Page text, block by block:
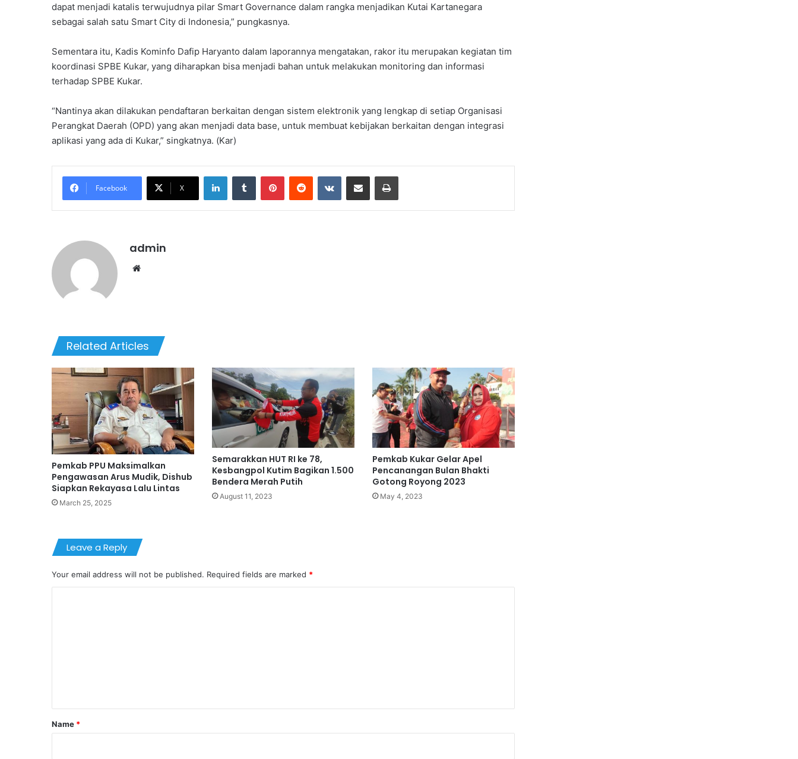
dapat menjadi katalis terwujudnya pilar Smart Governance dalam rangka menjadikan Kutai Kartanegara
sebagai salah satu Smart City di Indonesia,” pungkasnya.
Sementara itu, Kadis Kominfo Dafip Haryanto dalam laporannya mengatakan, rakor itu merupakan kegiatan tim
koordinasi SPBE Kukar, yang diharapkan bisa menjadi bahan untuk melakukan monitoring dan informasi
terhadap SPBE Kukar.
“Nantinya akan dilakukan pendaftaran berkaitan dengan sistem elektronik yang lengkap di setiap Organisasi
Perangkat Daerah (OPD) yang akan menjadi data base, untuk membuat kebijakan berkaitan dengan integrasi
aplikasi yang ada di Kukar,” singkatnya. (Kar)
Facebook X
admin
Related Articles
Pemkab PPU Maksimalkan
Pengawasan Arus Mudik, Dishub
Siapkan Rekayasa Lalu Lintas
March 25, 2025
Semarakkan HUT RI ke 78,
Kesbangpol Kutim Bagikan 1.500
Bendera Merah Putih
August 11, 2023
Pemkab Kukar Gelar Apel
Pencanangan Bulan Bhakti
Gotong Royong 2023
May 4, 2023
Leave a Reply
Your email address will not be published. Required fields are marked *
*
Name *